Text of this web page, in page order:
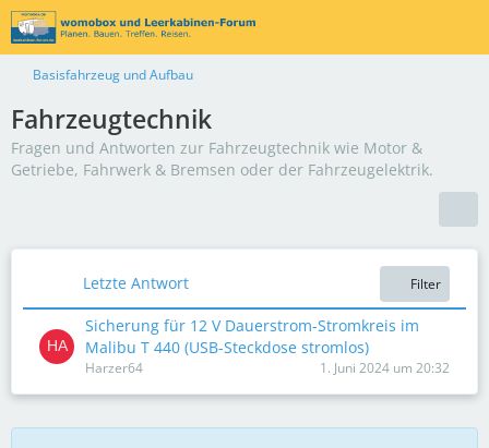
Basisfahrzeug und Aufbau
Fahrzeugtechnik
Fragen und Antworten zur Fahrzeugtechnik wie Motor &
Getriebe, Fahrwerk & Bremsen oder der Fahrzeugelektrik.
Letzte Antwort Filter
Sicherung für 12 V Dauerstrom-Stromkreis im
Malibu T 440 (USB-Steckdose stromlos)
Harzer64 1. Juni 2024 um 20:32